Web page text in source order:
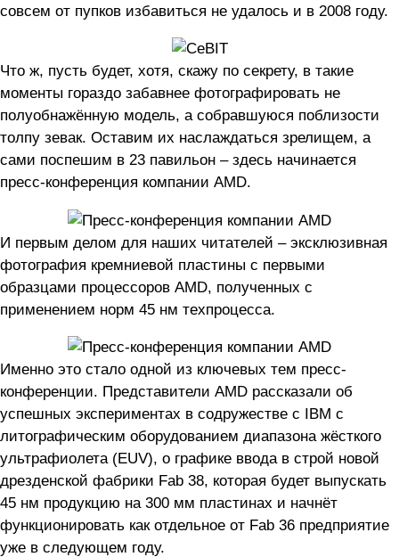
совсем от пупков избавиться не удалось и в 2008 году.
Что ж, пусть будет, хотя, скажу по секрету, в такие
моменты гораздо забавнее фотографировать не
полуобнажённую модель, а собравшуюся поблизости
толпу зевак. Оставим их наслаждаться зрелищем, а
сами поспешим в 23 павильон – здесь начинается
пресс-конференция компании AMD.
И первым делом для наших читателей – эксклюзивная
фотография кремниевой пластины с первыми
образцами процессоров AMD, полученных с
применением норм 45 нм техпроцесса.
Именно это стало одной из ключевых тем пресс-
конференции. Представители AMD рассказали об
успешных экспериментах в содружестве с IBM с
литографическим оборудованием диапазона жёсткого
ультрафиолета (EUV), о графике ввода в строй новой
дрезденской фабрики Fab 38, которая будет выпускать
45 нм продукцию на 300 мм пластинах и начнёт
функционировать как отдельное от Fab 36 предприятие
уже в следующем году.